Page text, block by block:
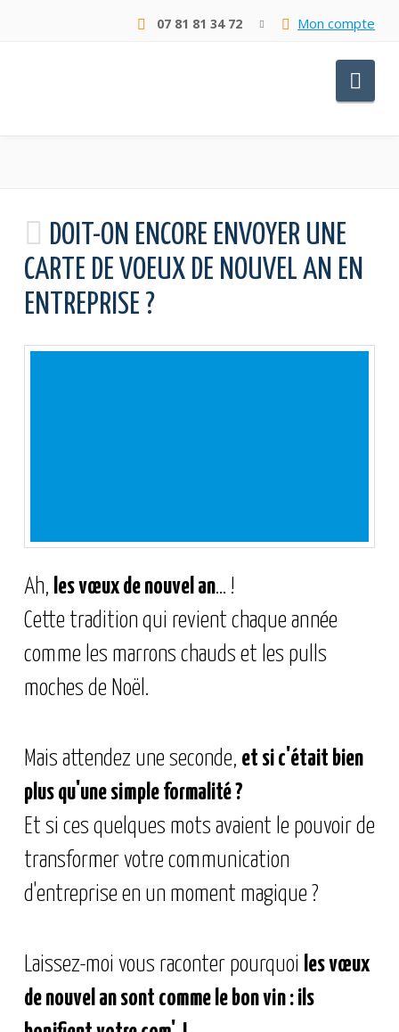
07 81 81 34 72 Mon compte
DOIT-ON ENCORE ENVOYER UNE
CARTE DE VOEUX DE NOUVEL AN EN
ENTREPRISE ?
Ah, les vœux de nouvel an... !
Cette tradition qui revient chaque année
comme les marrons chauds et les pulls
moches de Noël.
Mais attendez une seconde, et si c'était bien
plus qu'une simple formalité ?
Et si ces quelques mots avaient le pouvoir de
transformer votre communication
d'entreprise en un moment magique ?
Laissez-moi vous raconter pourquoi les vœux
de nouvel an sont comme le bon vin : ils